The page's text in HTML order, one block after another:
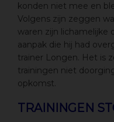
konden niet mee en
Volgens zijn zeggen
waren zijn lichamelijke
aanpak die hij had
trainer Longen. Het is
trainingen niet
opkomst.
TRAININGEN